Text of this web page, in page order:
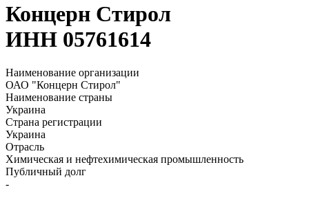
ИНН 05761614
Наименование организации
ОАО "Концерн Стирол"
Наименование страны
Украина
Страна регистрации